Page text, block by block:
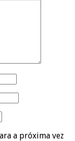
a próxima vez